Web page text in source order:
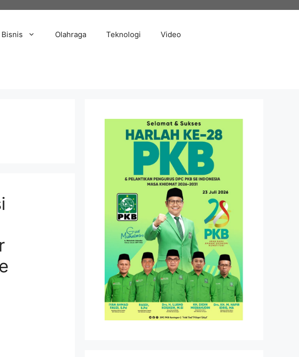
Bisnis Olahraga Teknologi Video